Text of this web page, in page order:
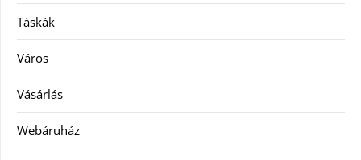
Táskák
Város
Vásárlás
Webáruház